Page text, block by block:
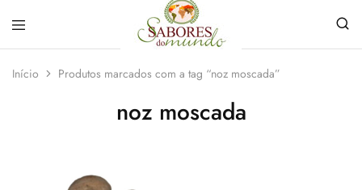
do
Mundo
loja
de
Especiarias
Início Produtos marcados com a tag “noz moscada”
noz moscada